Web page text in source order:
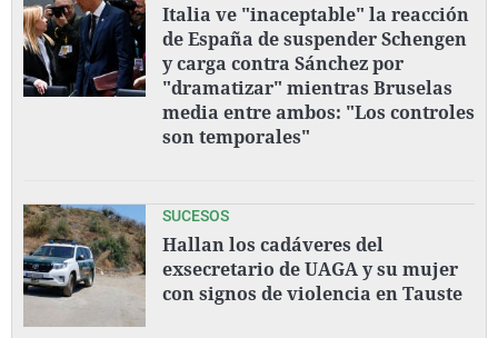
Italia ve "inaceptable" la reacción
de España de suspender Schengen
y carga contra Sánchez por
"dramatizar" mientras Bruselas
media entre ambos: "Los controles
son temporales"
SUCESOS
Hallan los cadáveres del
exsecretario de UAGA y su mujer
con signos de violencia en Tauste